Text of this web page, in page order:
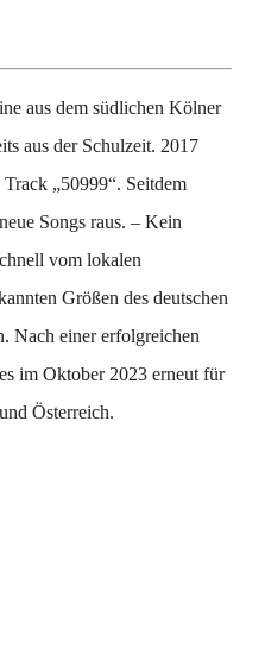
aus dem südlichen Kölner
aus der Schulzeit. 2017
„50999“. Seitdem
Songs raus. – Kein
vom lokalen
Größen des deutschen
Nach einer erfolgreichen
im Oktober 2023 erneut für
Österreich.